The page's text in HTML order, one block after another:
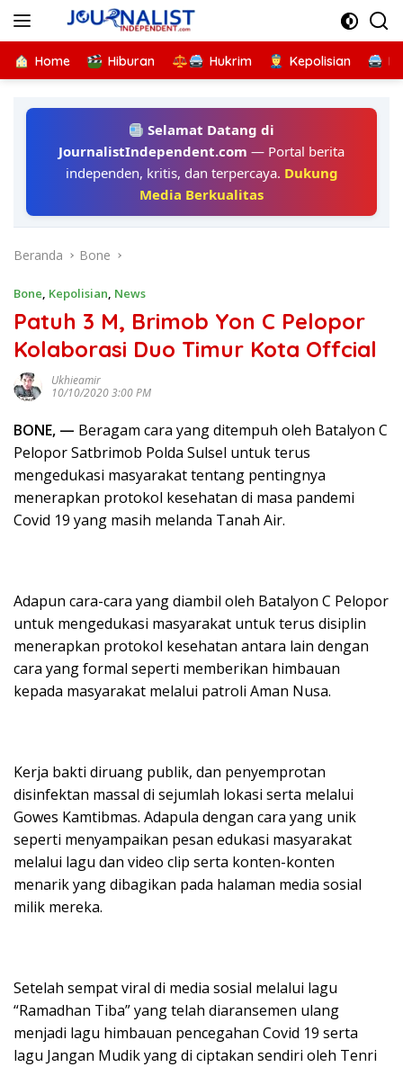
Home Hiburan Hukrim Kepolisian
Selamat Datang di
JournalistIndependent.com — Portal berita
independen, kritis, dan terpercaya. Dukung
Media Berkualitas
Beranda Bone
Bone, Kepolisian, News
Patuh 3 M, Brimob Yon C Pelopor
Kolaborasi Duo Timur Kota Offcial
Ukhieamir
10/10/2020 3:00 PM
BONE, — Beragam cara yang ditempuh oleh Batalyon C
Pelopor Satbrimob Polda Sulsel untuk terus
mengedukasi masyarakat tentang pentingnya
menerapkan protokol kesehatan di masa pandemi
Covid 19 yang masih melanda Tanah Air.
Adapun cara-cara yang diambil oleh Batalyon C Pelopor
untuk mengedukasi masyarakat untuk terus disiplin
menerapkan protokol kesehatan antara lain dengan
cara yang formal seperti memberikan himbauan
kepada masyarakat melalui patroli Aman Nusa.
Kerja bakti diruang publik, dan penyemprotan
disinfektan massal di sejumlah lokasi serta melalui
Gowes Kamtibmas. Adapula dengan cara yang unik
seperti menyampaikan pesan edukasi masyarakat
melalui lagu dan video clip serta konten-konten
menarik yang dibagikan pada halaman media sosial
milik mereka.
Setelah sempat viral di media sosial melalui lagu
“Ramadhan Tiba” yang telah diaransemen ulang
menjadi lagu himbauan pencegahan Covid 19 serta
lagu Jangan Mudik yang di ciptakan sendiri oleh Tenri